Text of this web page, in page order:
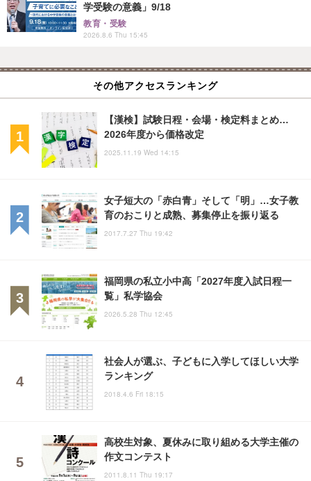
学受験の意義」9/18
教育・受験
2026.8.6 Thu 15:45
その他アクセスランキング
【漢検】試験日程・会場・検定料まとめ…
2026年度から価格改定
2025.11.19 Wed 14:15
女子短大の「赤白青」そして「明」…女子教
育のおこりと成熟、募集停止を振り返る
2017.7.27 Thu 19:42
福岡県の私立小中高「2027年度入試日程一
覧」私学協会
2026.5.28 Thu 12:45
社会人が選ぶ、子どもに入学してほしい大学
ランキング
2018.4.6 Fri 18:15
高校生対象、夏休みに取り組める大学主催の
作文コンテスト
2011.8.11 Thu 19:17